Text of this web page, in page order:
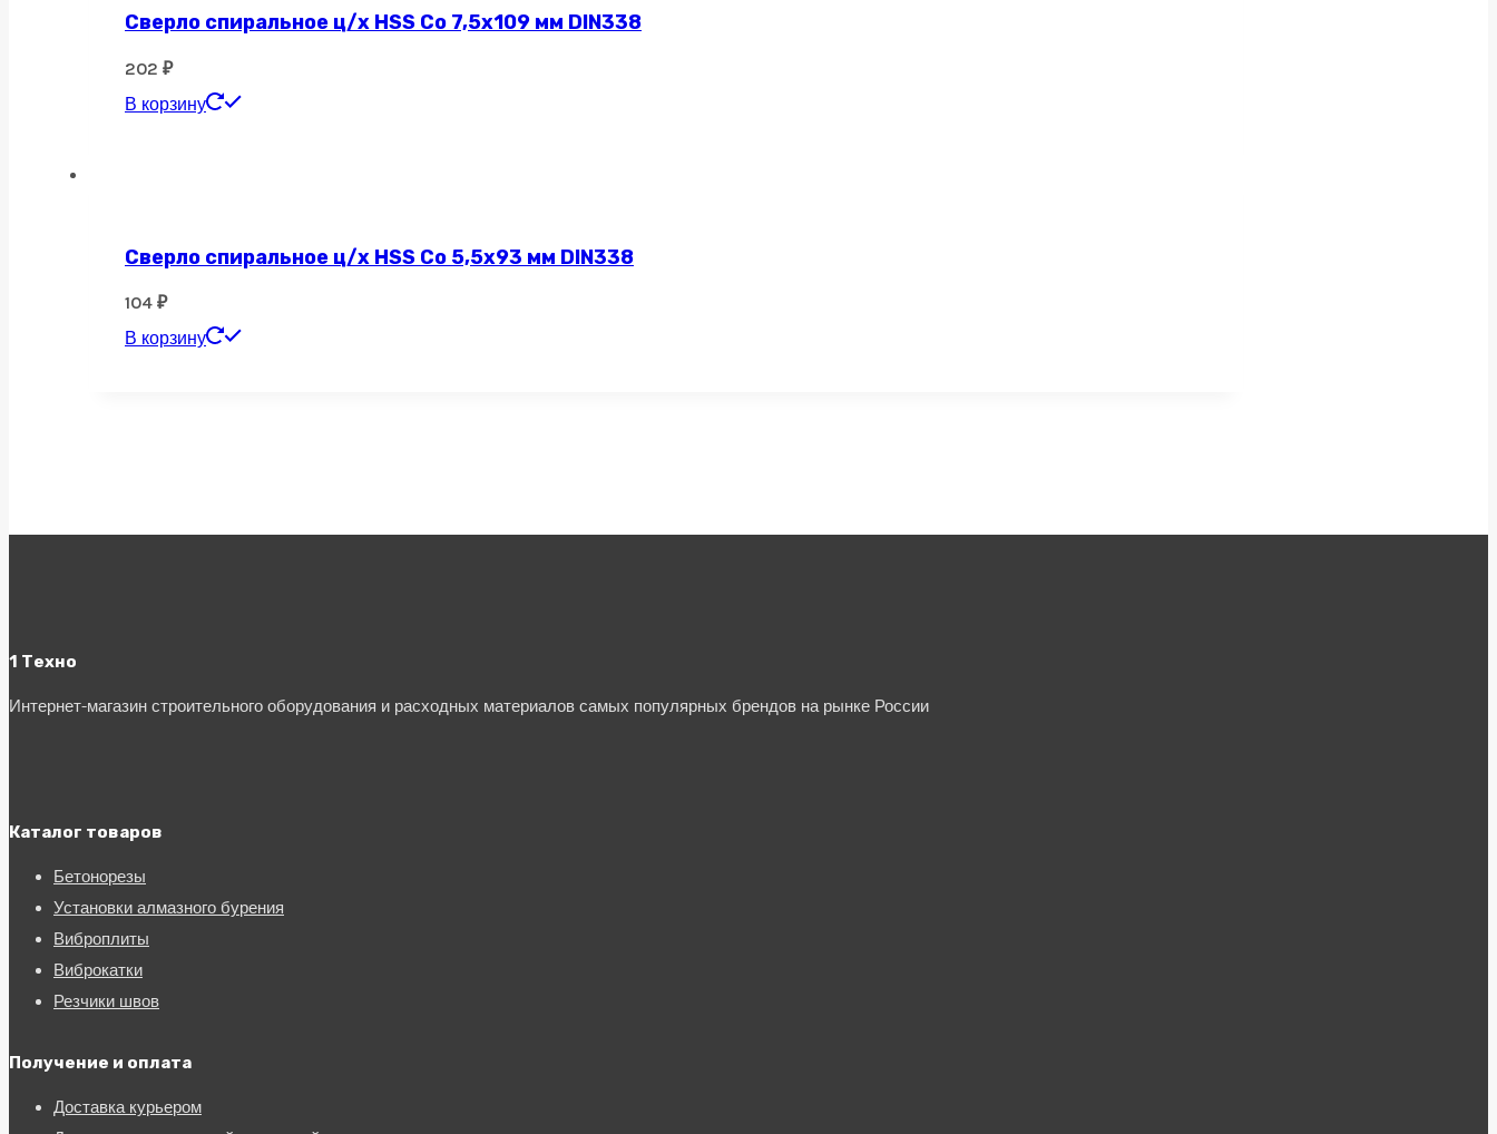
Сверло спиральное ц/х HSS Co 7,5х109 мм DIN338
202 ₽
В корзину
Сверло спиральное ц/х HSS Co 5,5х93 мм DIN338
104 ₽
В корзину
1 Техно
Интернет-магазин строительного оборудования и расходных материалов самых популярных брендов на рынке России
Каталог товаров
Бетонорезы
Установки алмазного бурения
Виброплиты
Виброкатки
Резчики швов
Получение и оплата
Доставка курьером